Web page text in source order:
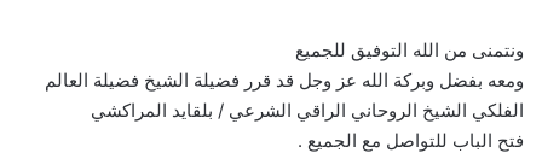
ونتمنى من الله التوفيق للجميع
ومعه بفضل وبركة الله عز وجل قد قرر فضيلة الشيخ فضيلة العالم
الفلكي الشيخ الروحاني الراقي الشرعي / بلقايد المراكشي
فتح الباب للتواصل مع الجميع .